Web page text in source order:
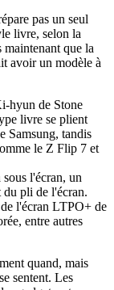
pas un seul
livre, selon la
que la
avoir un modèle à
hyun de Stone
livre se plient
Samsung, tandis
le Z Flip 7 et
l'écran, un
du pli de l'écran.
l'écran LTPO+ de
entre autres
quand, mais
sentent. Les